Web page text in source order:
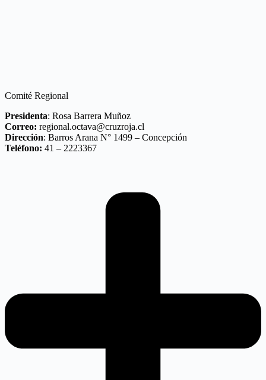
Comité Regional
Presidenta: Rosa Barrera Muñoz
Correo: regional.octava@cruzroja.cl
Dirección: Barros Arana N° 1499 – Concepción
Teléfono: 41 – 2223367